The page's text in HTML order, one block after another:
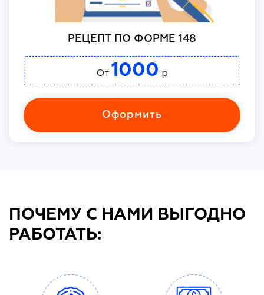
РЕЦЕПТ ПО ФОРМЕ 148
От 1000 р
Оформить
ПОЧЕМУ С НАМИ ВЫГОДНО
РАБОТАТЬ: